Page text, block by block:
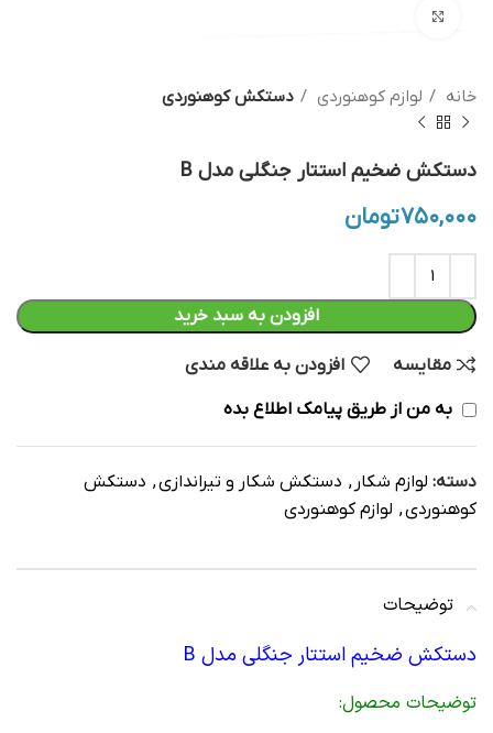
خانه لوازم کوهنوردی دستکش کوهنوردی
دستکش ضخیم استتار جنگلی مدل B
۷۵۰,۰۰۰تومان
افزودن به سبد خرید
مقایسه افزودن به علاقه مندی
به من از طریق پیامک اطلاع بده
دسته: لوازم شکار , دستکش شکار و تیراندازی, دستکش
کوهنوردی, لوازم کوهنوردی
توضیحات
دستکش ضخیم استتار جنگلی مدل B
توضيحات محصول: